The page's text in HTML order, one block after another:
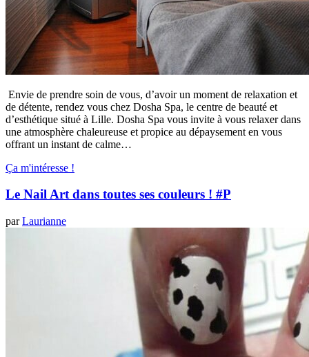
Envie de prendre soin de vous, d’avoir un moment de relaxation et
de détente, rendez vous chez Dosha Spa, le centre de beauté et
d’esthétique situé à Lille. Dosha Spa vous invite à vous relaxer dans
une atmosphère chaleureuse et propice au dépaysement en vous
offrant un instant de calme…
Ça m'intéresse !
Le Nail Art dans toutes ses couleurs ! #P
parLaurianne